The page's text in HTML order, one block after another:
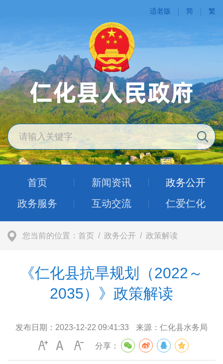
适老版 简 繁
首页 新闻资讯
政务公开
政务服务
互动交流 仁爱仁化
您当前的位置： 首页 / 政务公开 / 政策解读
《仁化县抗旱规划（2022～
2035）》政策解读
发布日期： 2023-12-22 09:41:33 来源： 仁化县水务局
分享：